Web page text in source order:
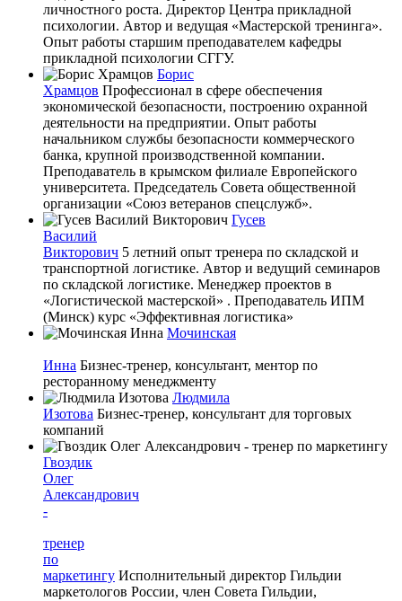
личностного роста. Директор Центра прикладной
психологии. Автор и ведущая «Мастерской тренинга».
Опыт работы старшим преподавателем кафедры
прикладной психологии СГГУ.
Борис
Храмцов Профессионал в сфере обеспечения
экономической безопасности, построению охранной
деятельности на предприятии. Опыт работы
начальником службы безопасности коммерческого
банка, крупной производственной компании.
Преподаватель в крымском филиале Европейского
университета. Председатель Совета общественной
организации «Союз ветеранов спецслужб».
Гусев
Василий
Викторович 5 летний опыт тренера по складской и
транспортной логистике. Автор и ведущий семинаров
по складской логистике. Менеджер проектов в
«Логистической мастерской» . Преподаватель ИПМ
(Минск) курс «Эффективная логистика»
Мочинская
Инна Бизнес-тренер, консультант, ментор по
ресторанному менеджменту
Людмила
Изотова Бизнес-тренер, консультант для торговых
компаний
Гвоздик
Олег
Александрович
-
тренер
по
маркетингу Исполнительный директор Гильдии
маркетологов России, член Совета Гильдии,